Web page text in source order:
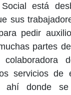
está
sus
pedir
partes
colaboradora
servicios de
ahí donde se